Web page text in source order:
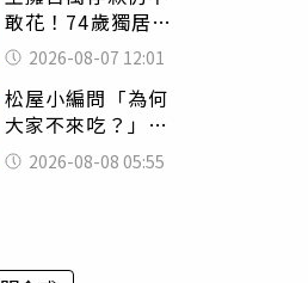
敢花！74歲獨居翁
「1餐只吃1片吐
司」 半年後暴瘦
嚇壞女兒
2026-08-07 12:01
松屋小編問「為何
大家不來吃？」
一票人點出3大問
題：滿手好牌打到
2026-08-08 05:55